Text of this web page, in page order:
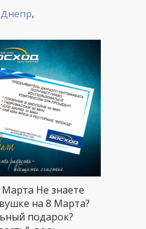
Днепр,
Не знаете
на 8 Марта?
подарок?